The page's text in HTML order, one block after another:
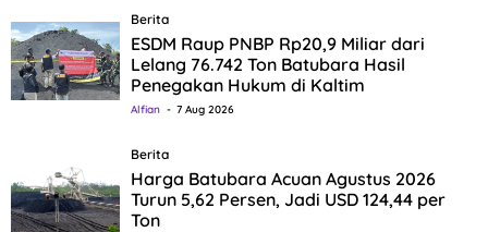
Berita
ESDM Raup PNBP Rp20,9 Miliar dari
Lelang 76.742 Ton Batubara Hasil
Penegakan Hukum di Kaltim
Alfian 7 Aug 2026
Berita
Harga Batubara Acuan Agustus 2026
Turun 5,62 Persen, Jadi USD 124,44 per
Ton